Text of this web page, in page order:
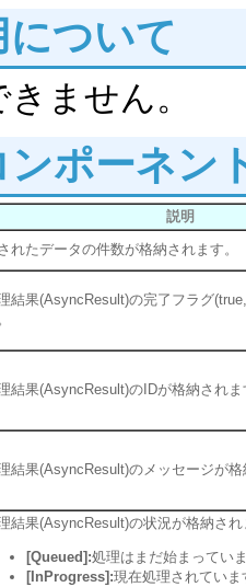
ついて
ません。
ポーネン
説明
れたデータの件数が格納されます。
結果(AsyncResult)の完了フラグ
結果(AsyncResult)のIDが格納されま
結果(AsyncResult)のメッセージが
結果(AsyncResult)の状況が格納され
[Queued]:処理はまだ始まってい
[InProgress]:現在処理されていま